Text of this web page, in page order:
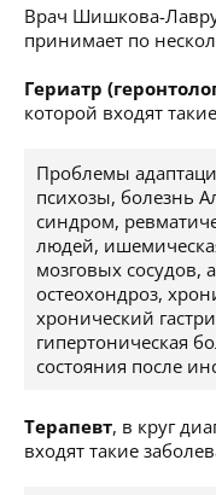
Врач Шишкова-
принимает по
Гериатр
которой входят
Проблемы
психозы, болезнь
синдром,
людей,
мозговых сосудов,
остеохондроз,
хронический
гипертоническая
состояния после
Терапевт, в круг
входят такие